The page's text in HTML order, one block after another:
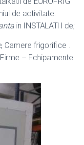
de activitate:
in INSTALATII de;
, Camere frigorifice .
– Echipamente